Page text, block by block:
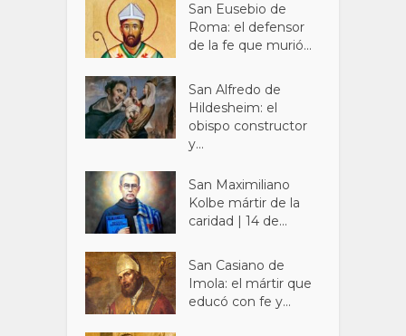
San Eusebio de
Roma: el defensor
de la fe que murió...
San Alfredo de
Hildesheim: el
obispo constructor
y...
San Maximiliano
Kolbe mártir de la
caridad | 14 de...
San Casiano de
Imola: el mártir que
educó con fe y...